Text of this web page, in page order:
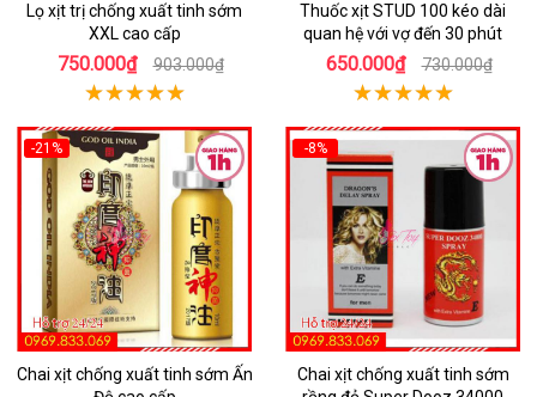
Lọ xịt trị chống xuất tinh sớm
XXL cao cấp
750.000₫ 903.000₫
Thuốc xịt STUD 100 kéo dài
quan hệ với vợ đến 30 phút
650.000₫ 730.000₫
-21%
Chai xịt chống xuất tinh sớm Ấn
-8%
Chai xịt chống xuất tinh sớm